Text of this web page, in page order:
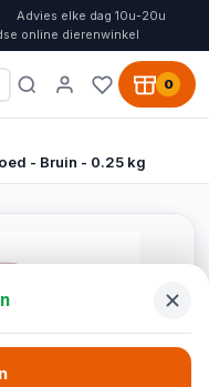
Advies elke dag 10u-20u
online dierenwinkel
0
- Bruin - 0.25 kg